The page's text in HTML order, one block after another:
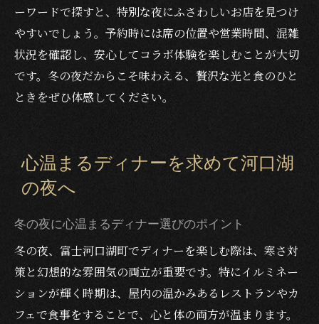
ーワードで探すと、特別な夜にふさわしいお店を見つけ
やすいでしょう。予約時には席の位置や営業時間、混雑
状況を確認し、安心してコラボ体験を楽しむことが大切
です。冬の夜だからこそ味わえる、贅沢な光と食のひと
ときをぜひ体感してください。
心温まるディナーを求めて河口湖
の夜へ
冬の夜に心温まるディナー選びのポイント
冬の夜、富士河口湖町でディナーを楽しむ際は、寒さ対
策と幻想的な雰囲気の両立が重要です。特にイルミネー
ションが輝く時期は、屋内の温かみあるレストランやカ
フェで食事をすることで、心と体の両方が温まります。